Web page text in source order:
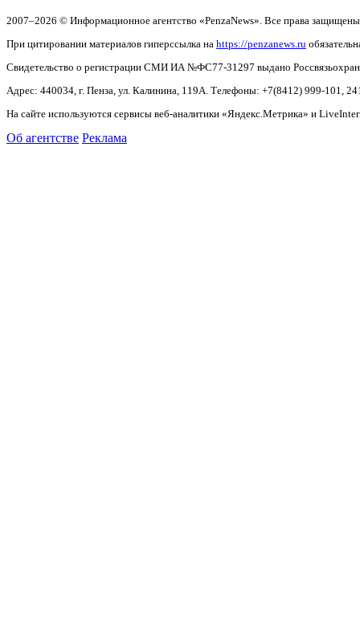
2007–2026 © Информационное агентство «PenzaNews». Все права
При цитировании материалов гиперссылка на https://penzanews.ru
Свидетельство о регистрации СМИ ИА №ФС77-31297 выдано
Адрес: 440034, г. Пенза, ул. Калинина, 119А. Телефоны: +7(8412) 999-101,
На сайте используются сервисы веб-аналитики «Яндекс.Метрика» и
Об агентстве Реклама